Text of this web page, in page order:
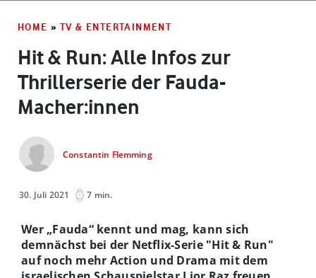
HOME » TV & ENTERTAINMENT
Hit & Run: Alle Infos zur
Thrillerserie der Fauda-
Macher:innen
Constantin Flemming
30. Juli 2021 7 min.
Wer „Fauda“ kennt und mag, kann sich
demnächst bei der Netflix-Serie "Hit & Run"
auf noch mehr Action und Drama mit dem